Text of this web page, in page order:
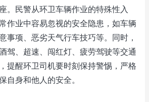
。民警从环卫车辆作业的特殊性入
作业中容易忽视的安全隐患，如车辆
事项、恶劣天气行车技巧等。同时，
驾、超速、闯红灯、疲劳驾驶等交通
提醒环卫司机要时刻保持警惕，严格
自身和他人的安全。